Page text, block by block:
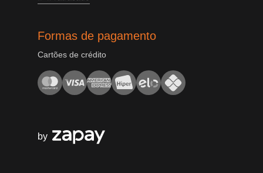
Formas de pagamento
Cartões de crédito
by